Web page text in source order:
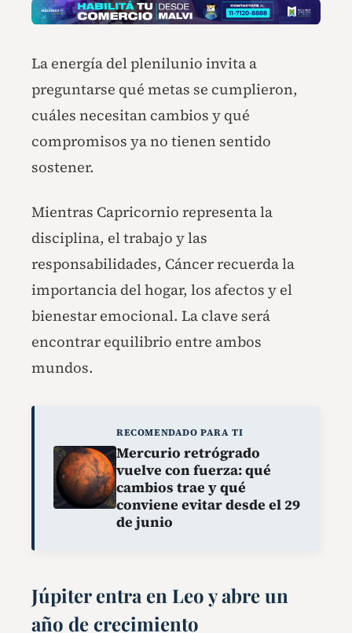
La energía del plenilunio invita a
preguntarse qué metas se cumplieron,
cuáles necesitan cambios y qué
compromisos ya no tienen sentido
sostener.
Mientras Capricornio representa la
disciplina, el trabajo y las
responsabilidades, Cáncer recuerda la
importancia del hogar, los afectos y el
bienestar emocional. La clave será
encontrar equilibrio entre ambos
mundos.
RECOMENDADO PARA TI
Mercurio retrógrado
vuelve con fuerza: qué
cambios trae y qué
conviene evitar desde el 29
de junio
Júpiter entra en Leo y abre un
año de crecimiento